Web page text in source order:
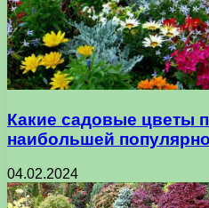
Какие садовые цветы
наибольшей
04.02.2024